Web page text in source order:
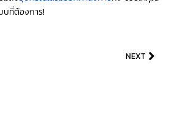
บที่ต้องการ!
NEXT